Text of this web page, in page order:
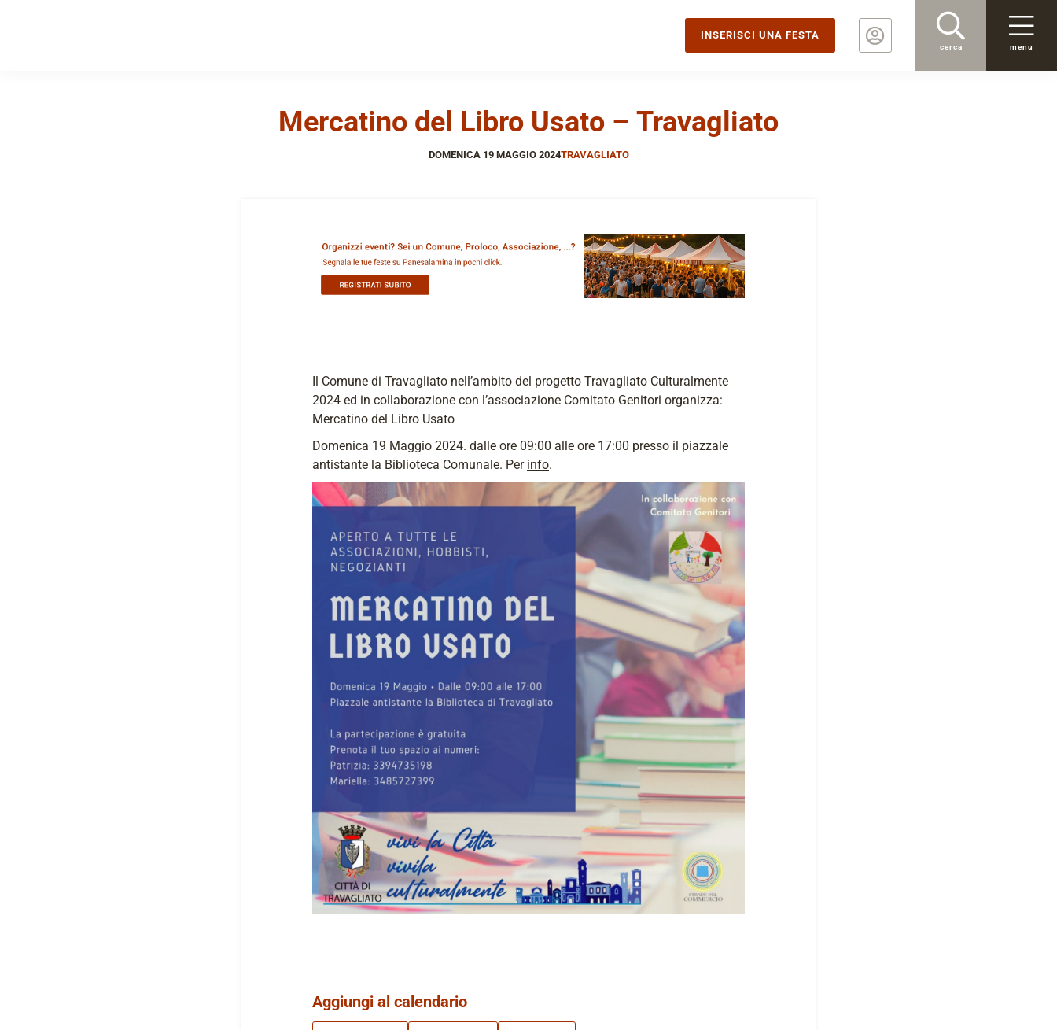
INSERISCI UNA FESTA
cerca menu
Mercatino del Libro Usato – Travagliato
DOMENICA 19 MAGGIO 2024TRAVAGLIATO
Il Comune di Travagliato nell’ambito del progetto Travagliato Culturalmente
2024 ed in collaborazione con l’associazione Comitato Genitori organizza:
Mercatino del Libro Usato
Domenica 19 Maggio 2024. dalle ore 09:00 alle ore 17:00 presso il piazzale
antistante la Biblioteca Comunale. Per info.
Aggiungi al calendario